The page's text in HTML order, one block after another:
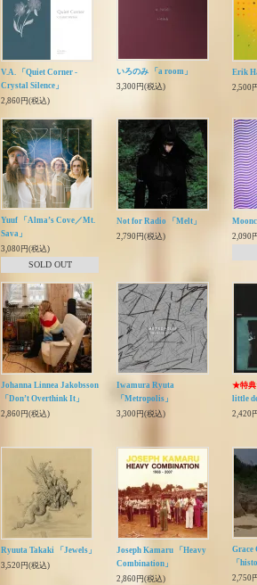
V.A. 「Quiet Corner -
Crystal Silence」
2,860円(税込)
いろのみ 「a room」
3,300円(税込)
Erik
2,500
Yuuf 「Alma’s Cove／Mt.
Sava」
3,080円(税込)
SOLD OUT
Not for Radio 「Melt」
2,790円(税込)
2,090
Johanna Linnea Jakobsson
「Donʼt Overthink It」
2,860円(税込)
Iwamura Ryuta
「Metropolis」
3,300円(税込)
★特
little
2,420
Ryuuta Takaki 「Jewels」
3,520円(税込)
Joseph Kamaru 「Heavy
Combination」
2,860円(税込)
Grace
「
2,750